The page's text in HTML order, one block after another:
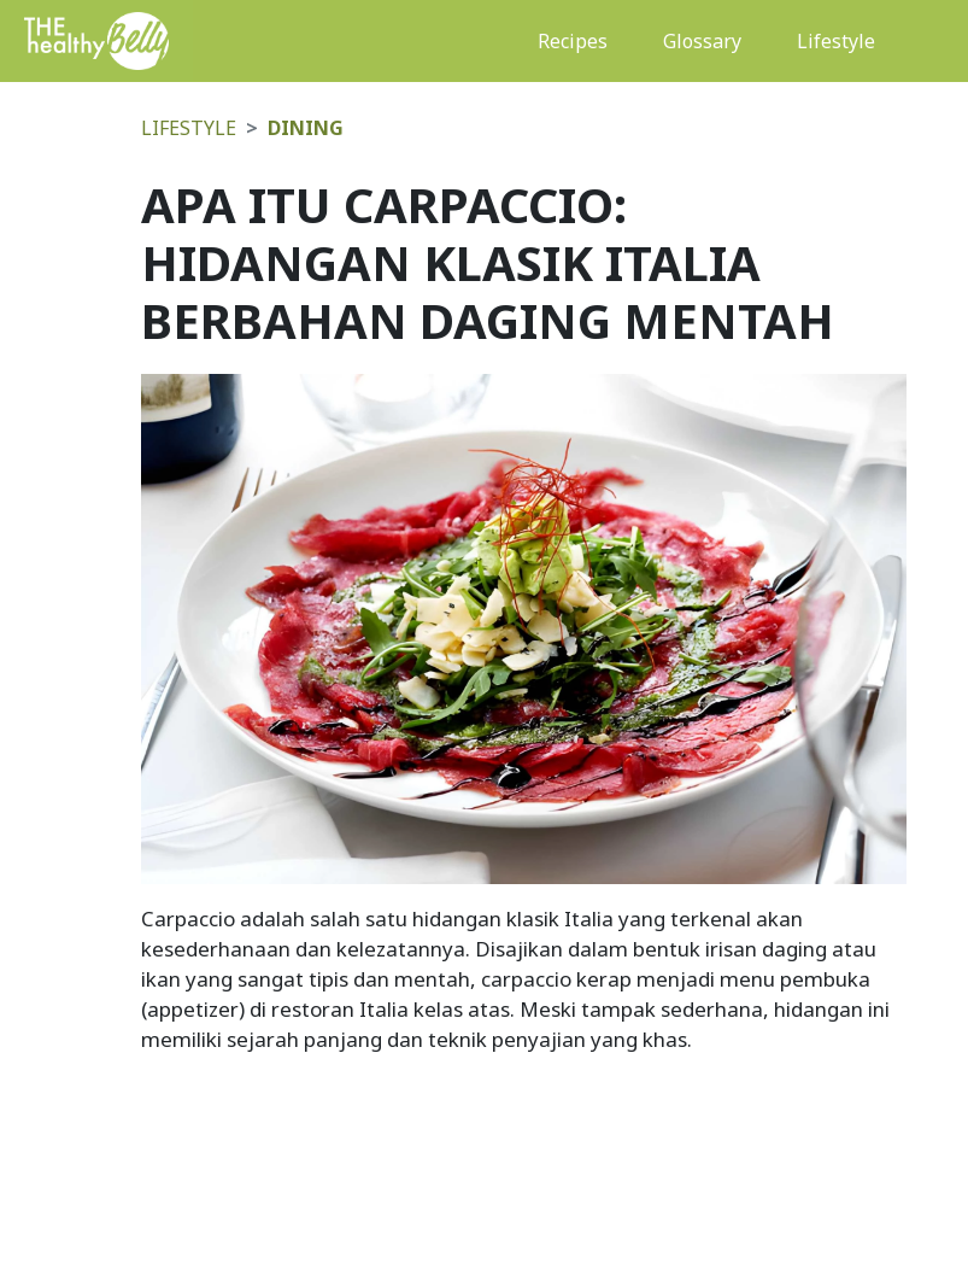
Recipes (current)Glossary Lifestyle
LIFESTYLE DINING
APA ITU CARPACCIO:
HIDANGAN KLASIK ITALIA
BERBAHAN DAGING MENTAH
Carpaccio adalah salah satu hidangan klasik Italia yang terkenal akan
kesederhanaan dan kelezatannya. Disajikan dalam bentuk irisan daging atau
ikan yang sangat tipis dan mentah, carpaccio kerap menjadi menu pembuka
(appetizer) di restoran Italia kelas atas. Meski tampak sederhana, hidangan ini
memiliki sejarah panjang dan teknik penyajian yang khas.